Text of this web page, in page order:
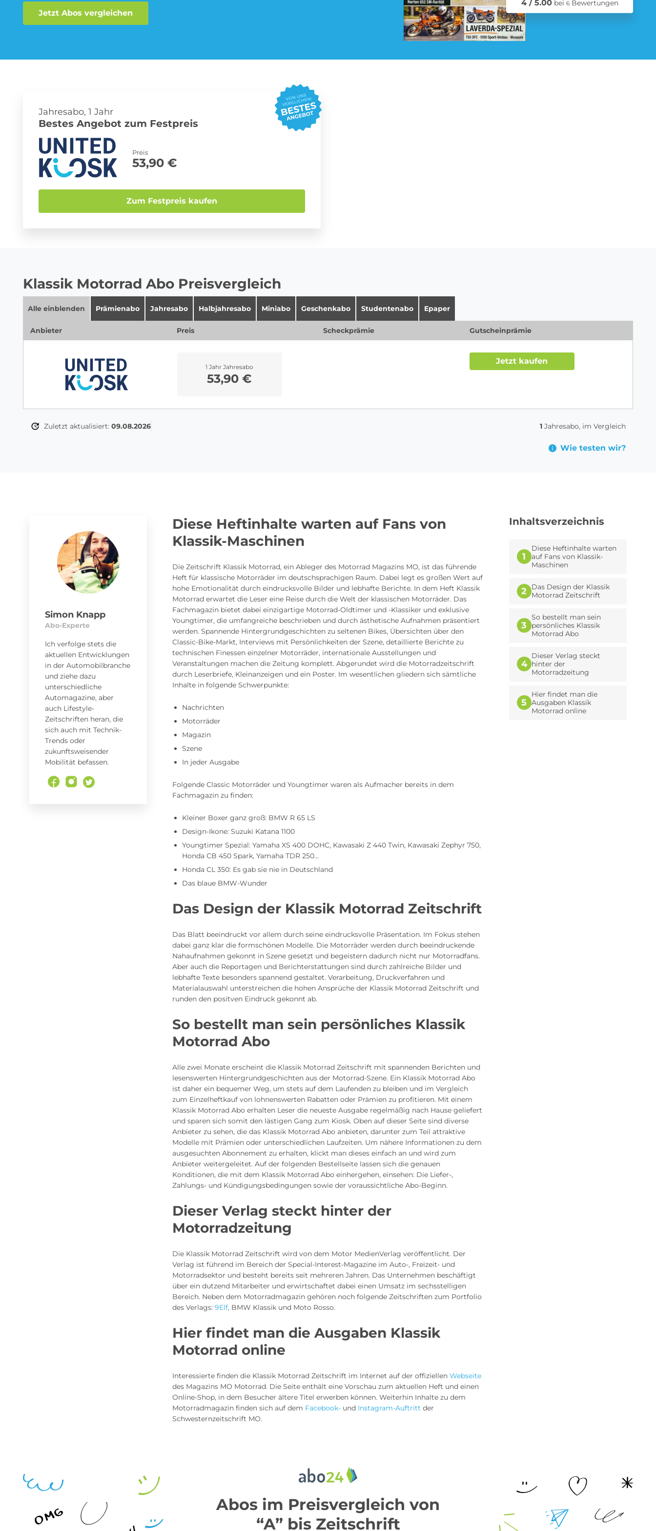
Sprachlern App Abo Streaming Abo
Jetzt Abos vergleichen
4 / 5.00bei 6Bewertungen
Jahresabo, 1 Jahr
Bestes Angebot zum Festpreis
Preis
53,90 €
Zum Festpreis kaufen
Klassik Motorrad Abo Preisvergleich
Alle einblenden Prämienabo Jahresabo Halbjahresabo Miniabo Geschenkabo Studentenabo Epaper
Anbieter Preis Scheckprämie Gutscheinprämie
1 Jahr Jahresabo
53,90 €
Jetzt kaufen
Zuletzt aktualisiert: 09.08.2026 1 Jahresabo, im Vergleich
Wie testen wir?
Simon Knapp
Abo-Experte
Ich verfolge stets die
aktuellen Entwicklungen
in der Automobilbranche
und ziehe dazu
unterschiedliche
Automagazine, aber
auch Lifestyle-
Zeitschriften heran, die
sich auch mit Technik-
Trends oder
zukunftsweisender
Mobilität befassen.
Diese Heftinhalte warten auf Fans von
Klassik-Maschinen
Die Zeitschrift Klassik Motorrad, ein Ableger des Motorrad Magazins MO, ist das führende
Heft für klassische Motorräder im deutschsprachigen Raum. Dabei legt es großen Wert auf
hohe Emotionalität durch eindrucksvolle Bilder und lebhafte Berichte. In dem Heft Klassik
Motorrad erwartet die Leser eine Reise durch die Welt der klassischen Motorräder. Das
Fachmagazin bietet dabei einzigartige Motorrad-Oldtimer und -Klassiker und exklusive
Youngtimer, die umfangreiche beschrieben und durch ästhetische Aufnahmen präsentiert
werden. Spannende Hintergrundgeschichten zu seltenen Bikes, Übersichten über den
Classic-Bike-Markt, Interviews mit Persönlichkeiten der Szene, detaillierte Berichte zu
technischen Finessen einzelner Motorräder, internationale Ausstellungen und
Veranstaltungen machen die Zeitung komplett. Abgerundet wird die Motorradzeitschrift
durch Leserbriefe, Kleinanzeigen und ein Poster. Im wesentlichen gliedern sich sämtliche
Inhalte in folgende Schwerpunkte:
Nachrichten
Motorräder
Magazin
Szene
In jeder Ausgabe
Folgende Classic Motorräder und Youngtimer waren als Aufmacher bereits in dem
Fachmagazin zu finden:
Kleiner Boxer ganz groß: BMW R 65 LS
Design-Ikone: Suzuki Katana 1100
Youngtimer Spezial: Yamaha XS 400 DOHC, Kawasaki Z 440 Twin, Kawasaki Zephyr 750,
Honda CB 450 Spark, Yamaha TDR 250...
Honda CL 350: Es gab sie nie in Deutschland
Das blaue BMW-Wunder
Das Design der Klassik Motorrad Zeitschrift
Das Blatt beeindruckt vor allem durch seine eindrucksvolle Präsentation. Im Fokus stehen
dabei ganz klar die formschönen Modelle. Die Motorräder werden durch beeindruckende
Nahaufnahmen gekonnt in Szene gesetzt und begeistern dadurch nicht nur Motorradfans.
Aber auch die Reportagen und Berichterstattungen sind durch zahlreiche Bilder und
lebhafte Texte besonders spannend gestaltet. Verarbeitung, Druckverfahren und
Materialauswahl unterstreichen die hohen Ansprüche der Klassik Motorrad Zeitschrift und
runden den positven Eindruck gekonnt ab.
So bestellt man sein persönliches Klassik
Motorrad Abo
Alle zwei Monate erscheint die Klassik Motorrad Zeitschrift mit spannenden Berichten und
lesenswerten Hintergrundgeschichten aus der Motorrad-Szene. Ein Klassik Motorrad Abo
ist daher ein bequemer Weg, um stets auf dem Laufenden zu bleiben und im Vergleich
zum Einzelheftkauf von lohnenswerten Rabatten oder Prämien zu profitieren. Mit einem
Klassik Motorrad Abo erhalten Leser die neueste Ausgabe regelmäßig nach Hause geliefert
und sparen sich somit den lästigen Gang zum Kiosk. Oben auf dieser Seite sind diverse
Anbieter zu sehen, die das Klassik Motorrad Abo anbieten, darunter zum Teil attraktive
Modelle mit Prämien oder unterschiedlichen Laufzeiten. Um nähere Informationen zu dem
ausgesuchten Abonnement zu erhalten, klickt man dieses einfach an und wird zum
Anbieter weitergeleitet. Auf der folgenden Bestellseite lassen sich die genauen
Konditionen, die mit dem Klassik Motorrad Abo einhergehen, einsehen: Die Liefer-,
Zahlungs- und Kündigungsbedingungen sowie der voraussichtliche Abo-Beginn.
Dieser Verlag steckt hinter der
Motorradzeitung
Die Klassik Motorrad Zeitschrift wird von dem Motor MedienVerlag veröffentlicht. Der
Verlag ist führend im Bereich der Special-Interest-Magazine im Auto-, Freizeit- und
Motorradsektor und besteht bereits seit mehreren Jahren. Das Unternehmen beschäftigt
über ein dutzend Mitarbeiter und erwirtschaftet dabei einen Umsatz im sechsstelligen
Bereich. Neben dem Motorradmagazin gehören noch folgende Zeitschriften zum Portfolio
des Verlags:9Elf, BMW Klassik und Moto Rosso.
Hier findet man die Ausgaben Klassik
Motorrad online
Interessierte finden die Klassik Motorrad Zeitschrift im Internet auf der offiziellenWebseite
des Magazins MO Motorrad. Die Seite enthält eine Vorschau zum aktuellen Heft und einen
Online-Shop, in dem Besucher ältere Titel erwerben können. Weiterhin Inhalte zu dem
Motorradmagazin finden sich auf dem Facebook- und Instagram-Auftritt der
Schwesternzeitschrift MO.
Inhaltsverzeichnis
1
Diese Heftinhalte warten
auf Fans von Klassik-
Maschinen
2 Das Design der Klassik
Motorrad Zeitschrift
3
So bestellt man sein
persönliches Klassik
Motorrad Abo
4
Dieser Verlag steckt
hinter der
Motorradzeitung
5
Hier findet man die
Ausgaben Klassik
Motorrad online
Abos im Preisvergleich von
“A” bis Zeitschrift